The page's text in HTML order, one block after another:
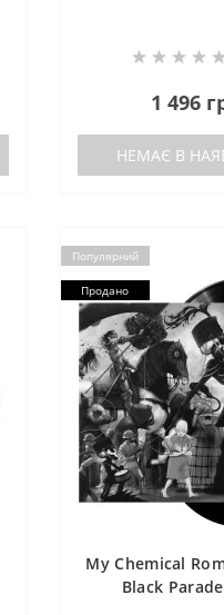
1 496
НЕМАЄ В
Популярний
Продано
My Chemical
Black